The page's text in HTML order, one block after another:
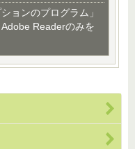
ョンのプログラム」
Readerのみを